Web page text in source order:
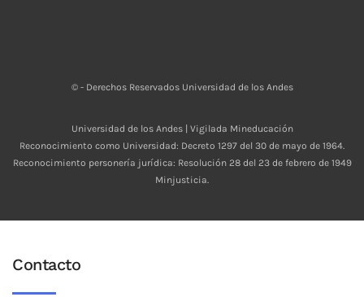
© - Derechos Reservados Universidad de los Andes
Universidad de los Andes | Vigilada Mineducación
Reconocimiento como Universidad: Decreto 1297 del 30 de mayo de 1964.
Reconocimiento personería jurídica: Resolución 28 del 23 de febrero de 1949
Minjusticia.
Contacto